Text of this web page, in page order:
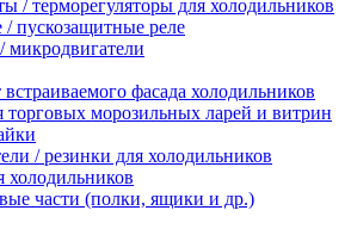
/ терморегуляторы для холодильников
пускозащитные реле
микродвигатели
фасада холодильников
торговых морозильных ларей и витрин
/ резинки для холодильников
холодильников
части (полки, ящики и др.)